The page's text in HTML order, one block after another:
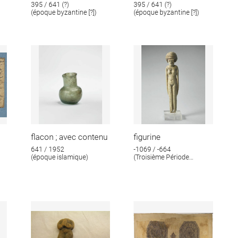
395 / 641 (?)
(époque byzantine [?])
395 / 641 (?)
(époque byzantine [?])
flacon ; avec contenu
641 / 1952
(époque islamique)
figurine
-1069 / -664
(Troisième Période